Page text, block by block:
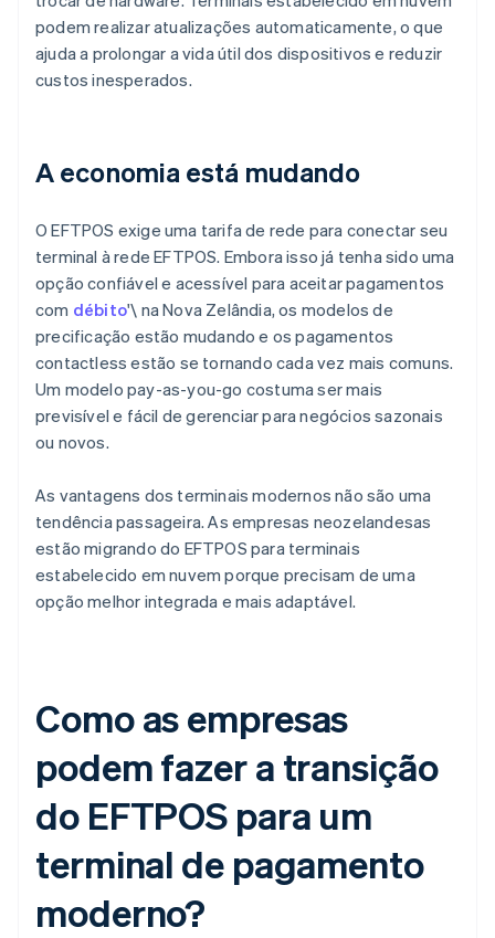
podem realizar atualizações automaticamente, o que
ajuda a prolongar a vida útil dos dispositivos e reduzir
custos inesperados.
A economia está mudando
O EFTPOS exige uma tarifa de rede para conectar seu
terminal à rede EFTPOS. Embora isso já tenha sido uma
opção confiável e acessível para aceitar pagamentos
com débito'\ na Nova Zelândia, os modelos de
precificação estão mudando e os pagamentos
contactless estão se tornando cada vez mais comuns.
Um modelo pay-as-you-go costuma ser mais
previsível e fácil de gerenciar para negócios sazonais
ou novos.
As vantagens dos terminais modernos não são uma
tendência passageira. As empresas neozelandesas
estão migrando do EFTPOS para terminais
estabelecido em nuvem porque precisam de uma
opção melhor integrada e mais adaptável.
Como as empresas
podem fazer a transição
do EFTPOS para um
terminal de pagamento
moderno?